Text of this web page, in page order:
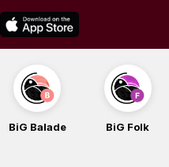
BiG Folk BiG iG